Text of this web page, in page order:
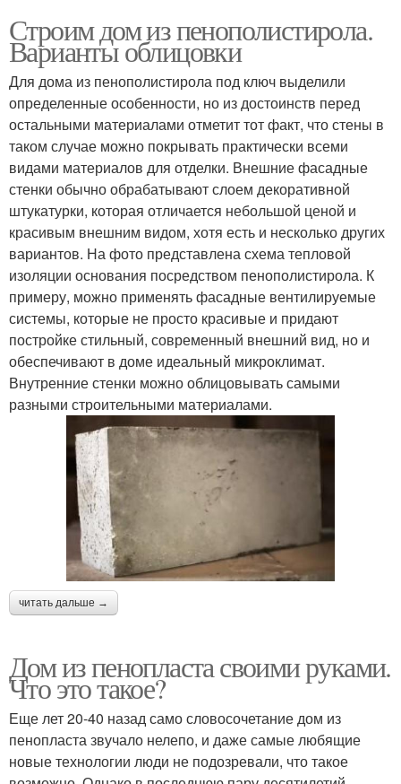
Строим дом из пенополистирола.
Варианты облицовки
Для дома из пенополистирола под ключ выделили
определенные особенности, но из достоинств перед
остальными материалами отметит тот факт, что стены в
таком случае можно покрывать практически всеми
видами материалов для отделки. Внешние фасадные
стенки обычно обрабатывают слоем декоративной
штукатурки, которая отличается небольшой ценой и
красивым внешним видом, хотя есть и несколько других
вариантов. На фото представлена схема тепловой
изоляции основания посредством пенополистирола. К
примеру, можно применять фасадные вентилируемые
системы, которые не просто красивые и придают
постройке стильный, современный внешний вид, но и
обеспечивают в доме идеальный микроклимат.
Внутренние стенки можно облицовывать самыми
разными строительными материалами.
читать дальше →
Дом из пенопласта своими руками.
Что это такое?
Еще лет 20-40 назад само словосочетание дом из
пенопласта звучало нелепо, и даже самые любящие
новые технологии люди не подозревали, что такое